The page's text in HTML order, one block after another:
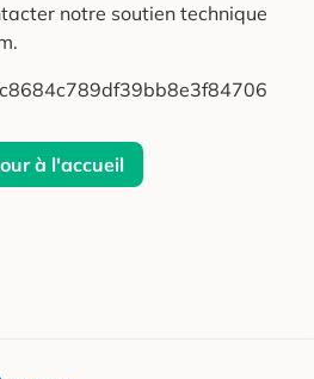
notre soutien technique
à l'accueil